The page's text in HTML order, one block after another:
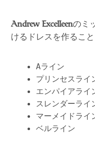
Andrew Excelleenのミ
けるドレスを作ること
Aライン
プリンセスライ
エンパイアライ
スレンダーライ
マーメイドライ
ベルライン